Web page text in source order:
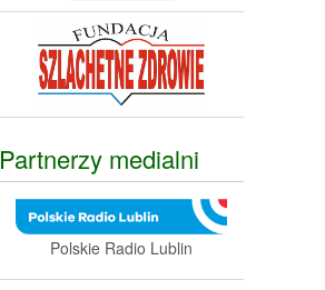
Partnerzy medialni
Polskie Radio Lublin